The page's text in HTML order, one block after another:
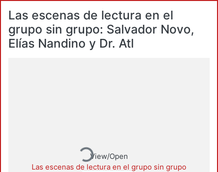
Las escenas de lectura en el
grupo sin grupo: Salvador Novo,
Elías Nandino y Dr. Atl
Loading...View/Open
Las escenas de lectura en el grupo sin grupo